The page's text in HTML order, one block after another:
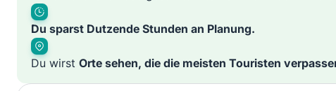
Du sparst Dutzende Stunden an Planung.
Du wirst Orte sehen, die die meisten Touristen